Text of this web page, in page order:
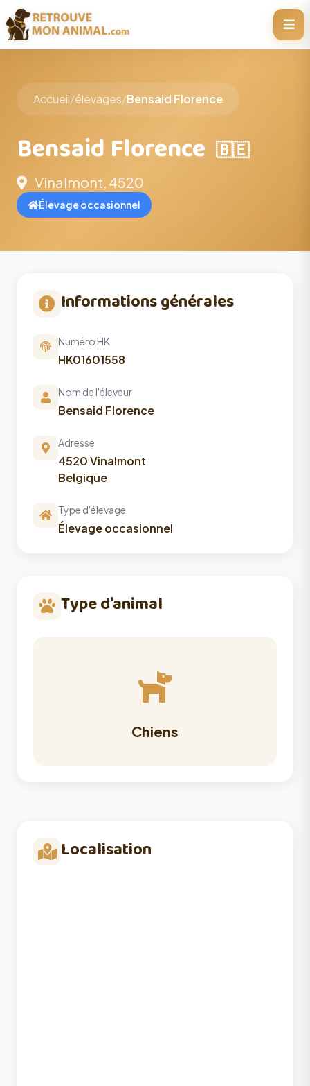
Accueil/élevages/Bensaid Florence
Bensaid Florence 🇧🇪
Vinalmont, 4520
Élevage occasionnel
Informations générales
Numéro HK
HK01601558
Nom de l'éleveur
Bensaid Florence
Adresse
4520 Vinalmont
Belgique
Type d'élevage
Élevage occasionnel
Type d'animal
Chiens
Localisation